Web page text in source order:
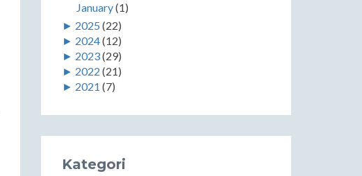
January(1)
► 2025 (22)
► 2024(12)
► 2023(29)
► 2022 (21)
► 2021 (7)
Kategori